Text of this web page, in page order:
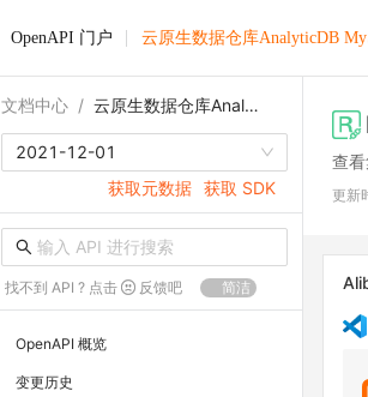
OpenAPI 门户 云原生数据仓库AnalyticDB
文档中心 / 云原生数据仓库AnalyticDB MySQL版
2021-12-01
获取元数据 获取 SDK
找不到 API ? 点击 反馈吧 简洁
OpenAPI 概览
变更历史
查
更新